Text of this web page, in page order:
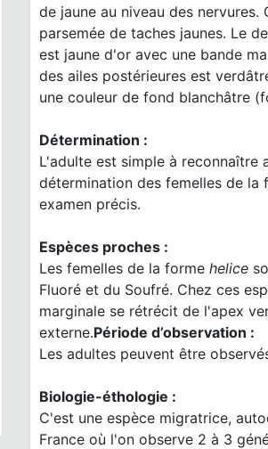
de jaune au niveau des nervures.
parsemée de taches jaunes. Le
est jaune d'or avec une bande
des ailes postérieures est
une couleur de fond blanchâtre
Détermination :
L'adulte est simple à reconnaître
détermination des femelles de la
examen précis.
Espèces proches :
Les femelles de la formehelice
Fluoré et du Soufré. Chez ces
marginale se rétrécit de l'apex
externe.Période d’observation :
Les adultes peuvent être
Biologie-éthologie :
C'est une espèce migratrice,
France où l'on observe 2 à 3